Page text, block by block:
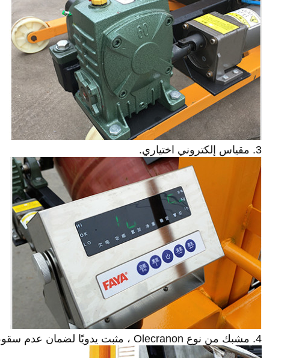
3. مقياس إلكتروني اختياري.
4. مشبك من نوع Olecranon ، مثبت يدويًا لضمان عدم سقوط خزان الزيت.